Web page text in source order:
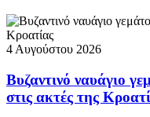
4 Αυγούστου 2026
Βυζαντινό ναυάγιο
στις ακτές της